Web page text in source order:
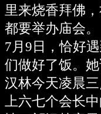
里来烧香拜佛
都要举办庙会。
7月9日，恰好
们做好了饭。
汉林今天凌晨
上六七个会长